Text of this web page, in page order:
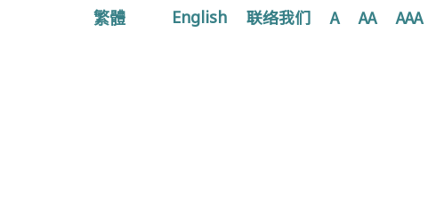
繁體 English 联络我们 A AA AAA